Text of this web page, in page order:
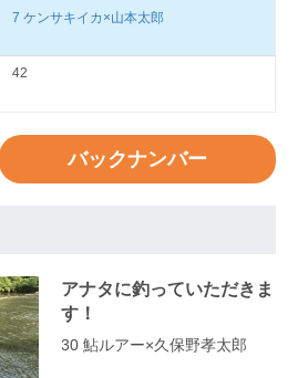
7 ケンサキイカ×山本太郎
42
バックナンバー
アナタに釣っていただきま
す！
30 鮎ルアー×久保野孝太郎